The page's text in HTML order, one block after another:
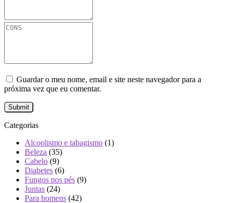
Guardar o meu nome, email e site neste navegador para a
próxima vez que eu comentar.
Categorias
Alcoolismo e tabagismo (1)
Beleza (35)
Cabelo (9)
Diabetes (6)
Fungos nos pés (9)
Juntas (24)
Para homens (42)